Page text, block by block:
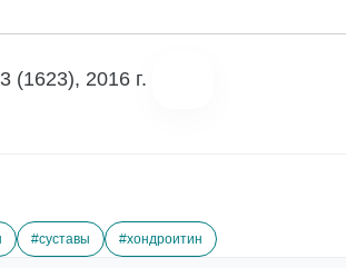
(1623), 2016 г.
#суставы #хондроитин